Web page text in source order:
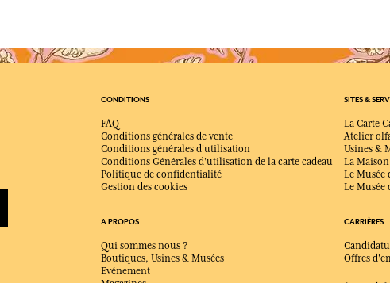
La Collection Prestige est-elle adaptée comme idée
CONDITIONS
FAQ
Conditions générales de vente
Conditions générales d'utilisation
Conditions Générales d'utilisation de la carte cadeau
Politique de confidentialité
Gestion des cookies
SITES &
La Carte
Atelier
Usines &
La
Le Musée
Le Musée
A PROPOS
Qui sommes nous ?
Boutiques, Usines & Musées
Evénement
CARRIÈRES
Offres